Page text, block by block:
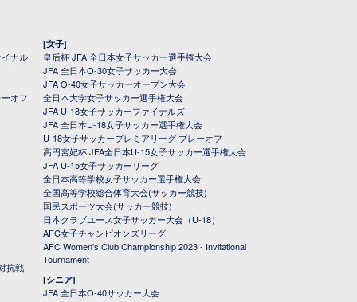
ナル
オフ
抗戦
[女子]
皇后杯 JFA 全日本女子サッカー選手権大会
JFA 全日本O-30女子サッカー大会
JFA O-40女子サッカーオープン大会
全日本大学女子サッカー選手権大会
JFA U-18女子サッカーファイナルズ
JFA 全日本U-18女子サッカー選手権大会
U-18女子サッカープレミアリーグ プレーオフ
高円宮妃杯 JFA全日本U-15女子サッカー選手権大会
JFA U-15女子サッカーリーグ
全日本高等学校女子サッカー選手権大会
全国高等学校総合体育大会(サッカー競技)
国民スポーツ大会(サッカー競技)
日本クラブユース女子サッカー大会（U-18）
AFC女子チャンピオンズリーグ
AFC Women's Club Championship 2023 - Invitational
Tournament
[シニア]
JFA 全日本O-40サッカー大会